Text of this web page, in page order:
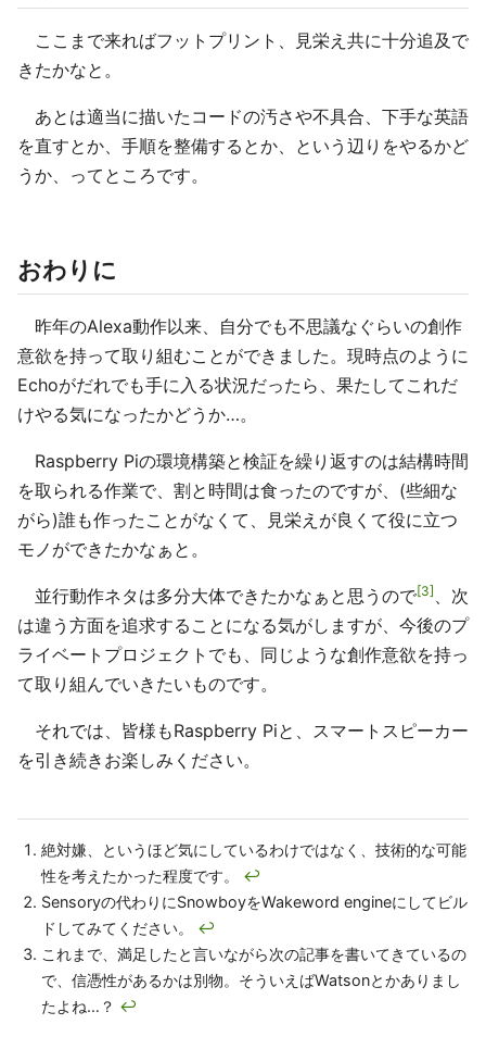
ここまで来ればフットプリント、見栄え共に十分追及で
きたかなと。
あとは適当に描いたコードの汚さや不具合、下手な英語
を直すとか、手順を整備するとか、という辺りをやるかど
うか、ってところです。
おわりに
昨年のAlexa動作以来、自分でも不思議なぐらいの創作
意欲を持って取り組むことができました。現時点のように
Echoがだれでも手に入る状況だったら、果たしてこれだ
けやる気になったかどうか…。
Raspberry Piの環境構築と検証を繰り返すのは結構時間
を取られる作業で、割と時間は食ったのですが、(些細な
がら)誰も作ったことがなくて、見栄えが良くて役に立つ
モノができたかなぁと。
並行動作ネタは多分大体できたかなぁと思うので 3
、次
は違う方面を追求することになる気がしますが、今後のプ
ライベートプロジェクトでも、同じような創作意欲を持っ
て取り組んでいきたいものです。
それでは、皆様もRaspberry Piと、スマートスピーカー
を引き続きお楽しみください。
絶対嫌、というほど気にしているわけではなく、技術的な可能
性を考えたかった程度です。 ↩
Sensoryの代わりにSnowboyをWakeword engineにしてビル
ドしてみてください。 ↩
これまで、満足したと言いながら次の記事を書いてきているの
で、信憑性があるかは別物。そういえばWatsonとかありまし
たよね…？ ↩